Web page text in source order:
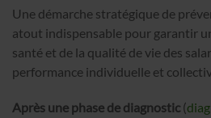
Une démarche stratégique de
atout indispensable pour garantir
santé et de la qualité de vie des
performance individuelle et
Après une phase de diagnostic(